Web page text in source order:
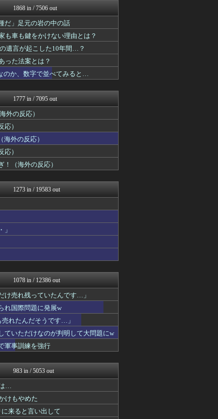
わーすぽ 海外の反応
ボールパーク速報 海外の反...
JDM速報 海外の反応
ポーランドボール 翻訳
私が悪いの？【海外の反応】
Red4 海外の反応まとめ
ニチカン！
かいこれ！ 海外の反応 コ...
ハウメニージャパン！
世界の憂鬱 海外・韓国の反...
すらるど - 海外の反応
HANO-K
海外の反応ジャーナル
ワールドサッカーファン 海...
じゃぽにか反応帳
世界のジャンプ速報
海外のお前ら 海外の反応
ニチカン！
海外の反応スポーツ
QQQ(海外の反応)
ボールパーク速報 海外の反...
JDM速報 海外の反応
フロムOverSS
みんな知ってた？【海外の反...
海外さんいらっしゃい 海外...
ハウメニージャパン！
世界はグーチョキパー
海外トークログ
日本と韓国は敵か？味方か？...
私が悪いの？【海外の反応】
Ask Reddit まと...
海外のお前ら 海外の反応
海外さんいらっしゃい 海外...
ボールパーク速報 海外の反...
ガラパゴスジャパン - 海...
Red4 海外の反応まとめ
世界はグーチョキパー
こんなニュースにでくわした
1868 in / 7506 out
だ」足元の岩の中の話
も車も鍵をかけない理由とは？
遺言が起こした10年間…？
った法案とは？
のか、数字で並べてみると…
1777 in / 7095 out
外の反応）
）
外の反応）
）
（海外の反応）
1273 in / 19583 out
1078 in / 12386 out
け売れ残っていたんです…」
れ国際問題に発展w
れたんだそうです…」
ていただけなのが判明して大問題にw
軍事訓練を強行
983 in / 5053 out
…
けもやめた
来ると言い出して